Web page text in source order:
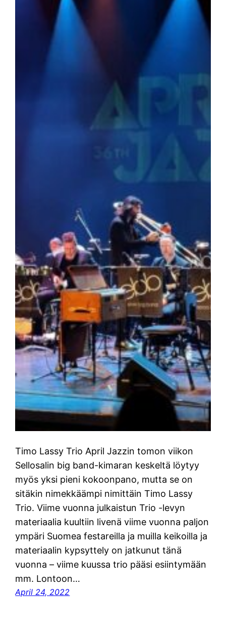
Timo Lassy Trio April Jazzin tomon viikon
Sellosalin big band-kimaran keskeltä löytyy
myös yksi pieni kokoonpano, mutta se on
sitäkin nimekkäämpi nimittäin Timo Lassy
Trio. Viime vuonna julkaistun Trio -levyn
materiaalia kuultiin livenä viime vuonna paljon
ympäri Suomea festareilla ja muilla keikoilla ja
materiaalin kypsyttely on jatkunut tänä
vuonna – viime kuussa trio pääsi esiintymään
mm. Lontoon…
April 24, 2022